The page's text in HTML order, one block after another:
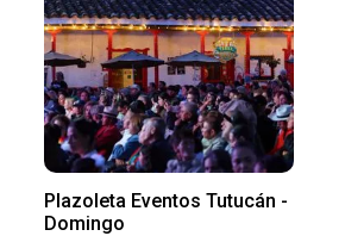
Plazoleta Eventos Tutucán -
Domingo